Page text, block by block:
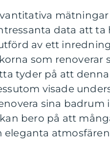
data att ta
av ett
som renoverar
tyder på att
visade
sina badrum
bero på att
eleganta